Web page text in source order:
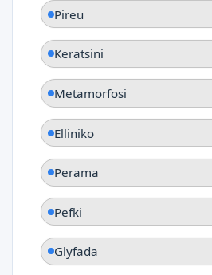
Pireu
Keratsini
Metamorfosi
Elliniko
Perama
Pefki
Glyfada